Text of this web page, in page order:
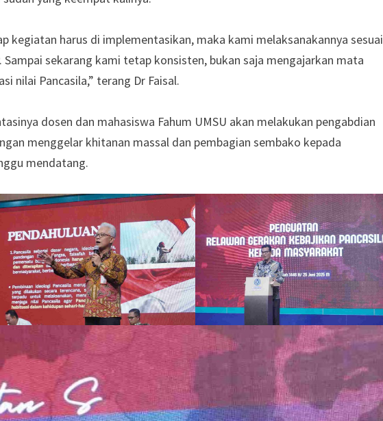
kegiatan harus di implementasikan, maka kami melaksanakannya sesuai
Sampai sekarang kami tetap konsisten, bukan saja mengajarkan mata
nilai Pancasila,” terang Dr Faisal.
dosen dan mahasiswa Fahum UMSU akan melakukan pengabdian
menggelar khitanan massal dan pembagian sembako kepada
mendatang.